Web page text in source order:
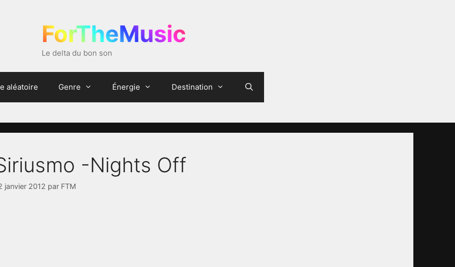
ForTheMusic
Le delta du bon son
aléatoire Genre Énergie Destination
-Nights Off
janvier 2012 par FTM